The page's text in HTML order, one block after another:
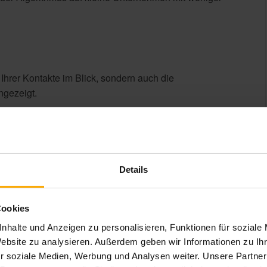
Details
und Anzeigen zu personalisieren, Funktionen für soziale
zu analysieren. Außerdem geben wir Informationen zu
soziale Medien, Werbung und Analysen weiter. Unsere
Kontakte im Blick, sondern auch die
Zugriff auf die produktrelevanten Daten, was
der neuen Version von HubSpot Sales Pro